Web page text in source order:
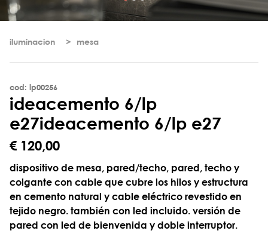
iluminacion mesa
cod: lp00256
ideacemento 6/lp
e27ideacemento 6/lp e27
€ 120,00
dispositivo de mesa, pared/techo, pared, techo y
colgante con cable que cubre los hilos y estructura
en cemento natural y cable eléctrico revestido en
tejido negro. también con led incluido. versión de
pared con led de bienvenida y doble interruptor.